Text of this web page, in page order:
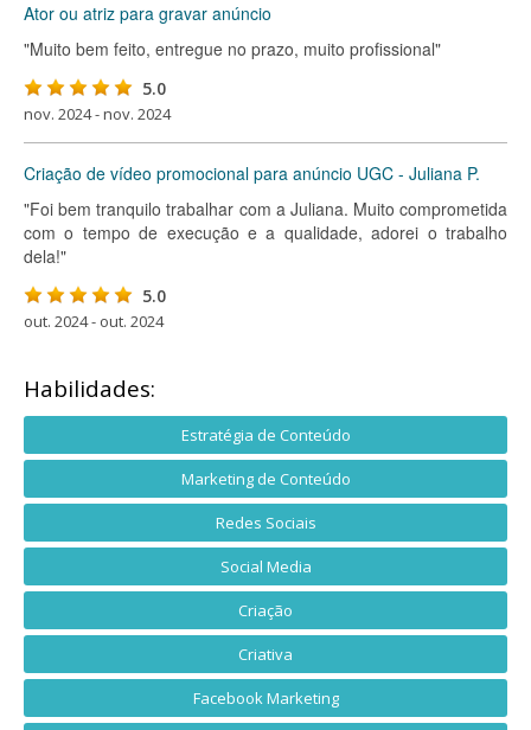
Ator ou atriz para gravar anúncio
"Muito bem feito, entregue no prazo, muito profissional"
5.0
nov. 2024 - nov. 2024
Criação de vídeo promocional para anúncio UGC - Juliana P.
"Foi bem tranquilo trabalhar com a Juliana. Muito comprometida
com o tempo de execução e a qualidade, adorei o trabalho
dela!"
5.0
out. 2024 - out. 2024
Habilidades:
Estratégia de Conteúdo
Marketing de Conteúdo
Redes Sociais
Social Media
Criação
Criativa
Facebook Marketing